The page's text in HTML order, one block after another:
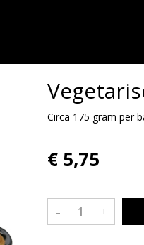
Circa 175 gram per
€ 5,75
– +